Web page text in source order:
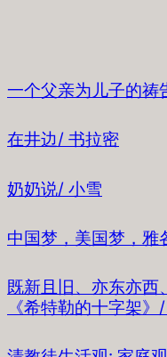
一个父亲为儿子的祷
在井边/ 书拉密
奶奶说/ 小雪
中国梦，美国梦，雅
既新且旧、亦东亦
《希特勒的十字架》